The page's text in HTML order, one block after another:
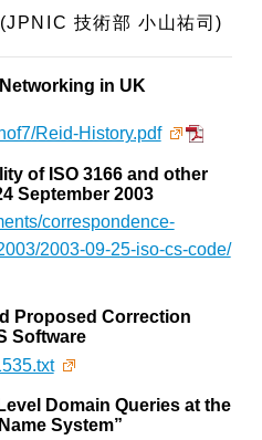
(JPNIC 技術部 小山祐司)
in UK
Reid-History.pdf
of ISO 3166 and other
September 2003
correspondence-
2003-09-25-iso-cs-code/
Proposed Correction
Software
Domain Queries at the
System”